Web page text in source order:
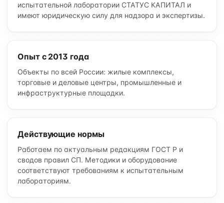
испытательной лаборатории СТАТУС КАПИТАЛ и
имеют юридическую силу для надзора и экспертизы.
Опыт с 2013 года
Объекты по всей России: жилые комплексы,
торговые и деловые центры, промышленные и
инфраструктурные площадки.
Действующие нормы
Работаем по актуальным редакциям ГОСТ Р и
сводов правил СП. Методики и оборудование
соответствуют требованиям к испытательным
лабораториям.